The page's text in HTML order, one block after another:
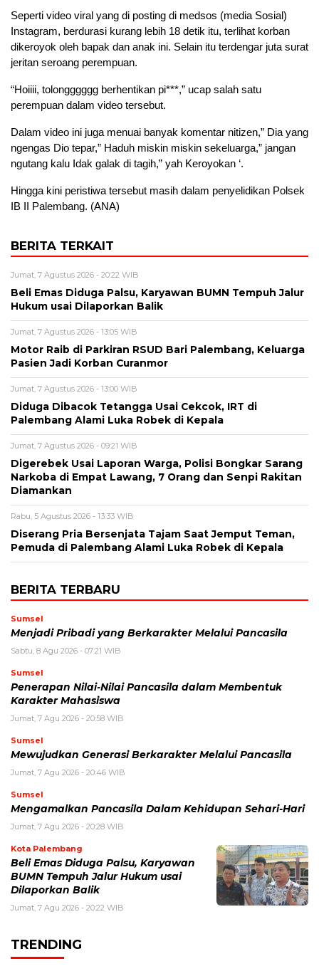
Seperti video viral yang di posting di medsos (media Sosial)
Instagram, berdurasi kurang lebih 18 detik itu, terlihat korban
dikeroyok oleh bapak dan anak ini. Selain itu terdengar juta surat
jeritan seroang perempuan.
“Hoiiii, tolongggggg berhentikan pi***,” ucap salah satu
perempuan dalam video tersebut.
Dalam video ini juga menuai banyak komentar nitizen,” Dia yang
ngengas Dio tepar,” Haduh miskin miskin sekeluarga,” jangan
ngutang kalu Idak galak di tagih,” yah Keroyokan ‘.
Hingga kini peristiwa tersebut masih dalam penyelidikan Polsek
IB II Palembang. (ANA)
BERITA TERKAIT
Jumat, 7 Agustus 2026 - 20:22 WIB
Beli Emas Diduga Palsu, Karyawan BUMN Tempuh Jalur
Hukum usai Dilaporkan Balik
Jumat, 7 Agustus 2026 - 13:05 WIB
Motor Raib di Parkiran RSUD Bari Palembang, Keluarga
Pasien Jadi Korban Curanmor
Jumat, 7 Agustus 2026 - 13:00 WIB
Diduga Dibacok Tetangga Usai Cekcok, IRT di
Palembang Alami Luka Robek di Kepala
Jumat, 7 Agustus 2026 - 09:21 WIB
Digerebek Usai Laporan Warga, Polisi Bongkar Sarang
Narkoba di Empat Lawang, 7 Orang dan Senpi Rakitan
Diamankan
Rabu, 5 Agustus 2026 - 13:33 WIB
Diserang Pria Bersenjata Tajam Saat Jemput Teman,
Pemuda di Palembang Alami Luka Robek di Kepala
BERITA TERBARU
Sumsel
Menjadi Pribadi yang Berkarakter Melalui Pancasila
Sabtu, 8 Agu 2026 - 07:21 WIB
Sumsel
Penerapan Nilai-Nilai Pancasila dalam Membentuk
Karakter Mahasiswa
Jumat, 7 Agu 2026 - 20:58 WIB
Sumsel
Mewujudkan Generasi Berkarakter Melalui Pancasila
Jumat, 7 Agu 2026 - 20:46 WIB
Sumsel
Mengamalkan Pancasila Dalam Kehidupan Sehari-Hari
Jumat, 7 Agu 2026 - 20:28 WIB
Kota Palembang
Beli Emas Diduga Palsu, Karyawan
BUMN Tempuh Jalur Hukum usai
Dilaporkan Balik
Jumat, 7 Agu 2026 - 20:22 WIB
TRENDING